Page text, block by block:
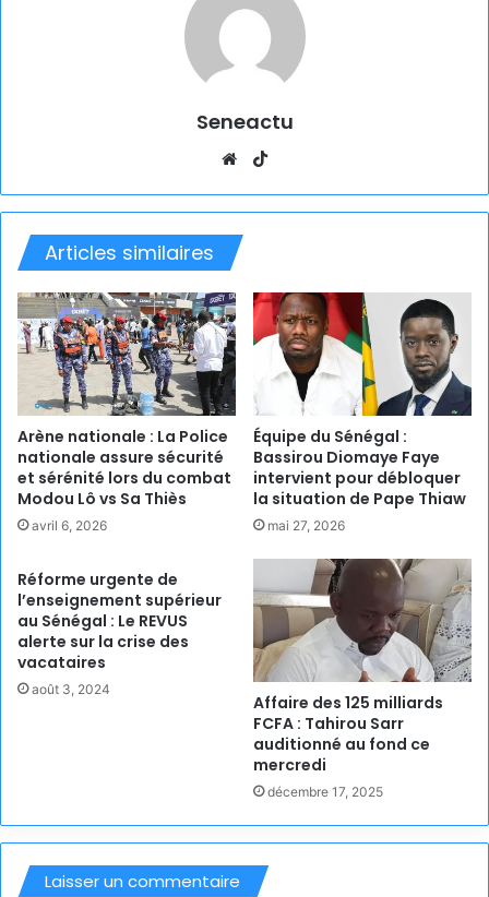
Seneactu
Website
Articles similaires
Arène nationale : La Police
nationale assure sécurité
et sérénité lors du combat
Modou Lô vs Sa Thiès
avril 6, 2026
Équipe du Sénégal :
Bassirou Diomaye Faye
intervient pour débloquer
la situation de Pape Thiaw
mai 27, 2026
Réforme urgente de
l’enseignement supérieur
au Sénégal : Le REVUS
alerte sur la crise des
vacataires
août 3, 2024
Affaire des 125 milliards
FCFA : Tahirou Sarr
auditionné au fond ce
mercredi
décembre 17, 2025
Laisser un commentaire